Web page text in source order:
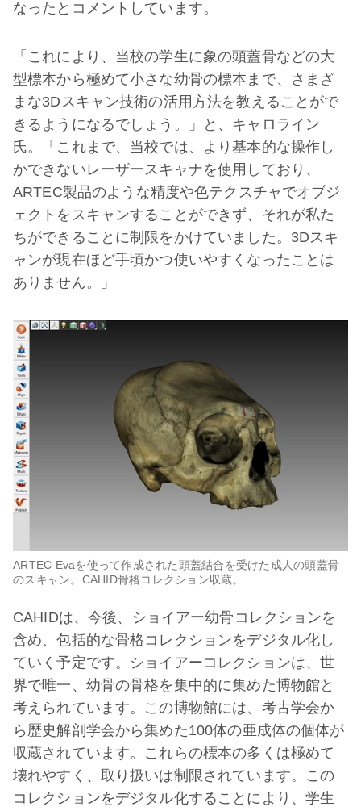
なったとコメントしています。
「これにより、当校の学生に象の頭蓋骨などの大
型標本から極めて小さな幼骨の標本まで、さまざ
まな3Dスキャン技術の活用方法を教えることがで
きるようになるでしょう。」と、キャロライン
氏。「これまで、当校では、より基本的な操作し
かできないレーザースキャナを使用しており、
ARTEC製品のような精度や色テクスチャでオブジ
ェクトをスキャンすることができず、それが私た
ちができることに制限をかけていました。3Dスキ
ャンが現在ほど手頃かつ使いやすくなったことは
ありません。」
ARTEC Evaを使って作成された頭蓋結合を受けた成人の頭蓋骨
のスキャン。CAHID骨格コレクション収蔵。
CAHIDは、今後、ショイアー幼骨コレクションを
含め、包括的な骨格コレクションをデジタル化し
ていく予定です。ショイアーコレクションは、世
界で唯一、幼骨の骨格を集中的に集めた博物館と
考えられています。この博物館には、考古学会か
ら歴史解剖学会から集めた100体の亜成体の個体が
収蔵されています。これらの標本の多くは極めて
壊れやすく、取り扱いは制限されています。この
コレクションをデジタル化することにより、学生